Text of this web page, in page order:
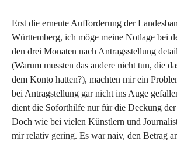
Erst die erneute Aufforderung der
Württemberg, ich möge meine Notlage bei
den drei Monaten nach Antragsstellung
(Warum mussten das andere nicht tun, die
dem Konto hatten?), machten mir ein
bei Antragstellung gar nicht ins Auge
dient die Soforthilfe nur für die Deckung der
Doch wie bei vielen Künstlern und
mir relativ gering. Es war naiv, den Betrag